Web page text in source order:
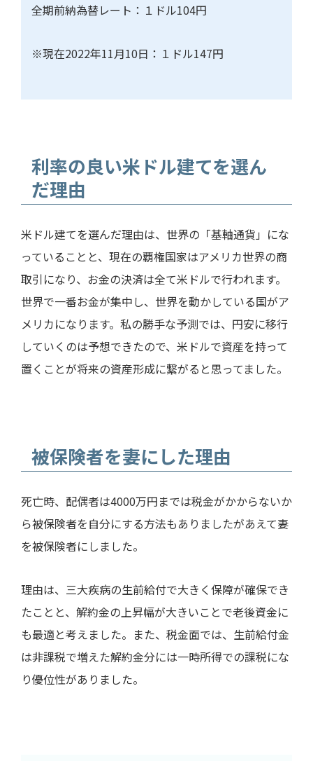
全期前納為替レート：１ドル104円
※現在2022年11月10日：１ドル147円
利率の良い米ドル建てを選ん
だ理由
米ドル建てを選んだ理由は、世界の「基軸通貨」にな
っていることと、現在の覇権国家はアメリカ世界の商
取引になり、お金の決済は全て米ドルで行われます。
世界で一番お金が集中し、世界を動かしている国がア
メリカになります。私の勝手な予測では、円安に移行
していくのは予想できたので、米ドルで資産を持って
置くことが将来の資産形成に繋がると思ってました。
被保険者を妻にした理由
死亡時、配偶者は4000万円までは税金がかからないか
ら被保険者を自分にする方法もありましたがあえて妻
を被保険者にしました。
理由は、三大疾病の生前給付で大きく保障が確保でき
たことと、解約金の上昇幅が大きいことで老後資金に
も最適と考えました。また、税金面では、生前給付金
は非課税で増えた解約金分には一時所得での課税にな
り優位性がありました。